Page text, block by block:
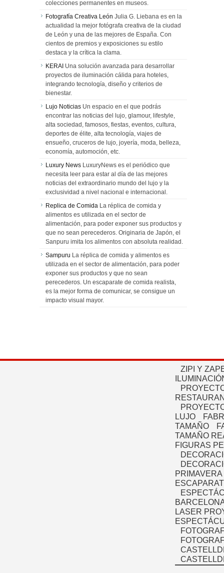
colecciones permanentes en museos.
Fotografía Creativa León Julia G. Liebana es en la
actualidad la mejor fotógrafa creativa de la ciudad
de León y una de las mejores de España. Con
cientos de premios y exposiciones su estilo
destaca y la crítica la clama.
KERAI Una solución avanzada para desarrollar
proyectos de iluminación cálida para hoteles,
integrando tecnología, diseño y criterios de
bienestar.
Lujo Noticias Un espacio en el que podrás
encontrar las noticias del lujo, glamour, lifestyle,
alta sociedad, famosos, fiestas, eventos, cultura,
deportes de élite, alta tecnología, viajes de
ensueño, cruceros de lujo, joyería, moda, belleza,
economía, automoción, etc.
Luxury News LuxuryNews es el periódico que
necesita leer para estar al día de las mejores
noticias del extraordinario mundo del lujo y la
exclusividad a nivel nacional e internacional.
Replica de Comida La réplica de comida y
alimentos es utilizada en el sector de
alimentación, para poder exponer sus productos y
que no sean perecederos. Originaria de Japón, el
Sanpuru imita los alimentos con absoluta realidad.
Sampuru La réplica de comida y alimentos es
utilizada en el sector de alimentación, para poder
exponer sus productos y que no sean
perecederos. Un escaparate de comida realista,
es la mejor forma de comunicar, se consigue un
impacto visual mayor.
ZIPI Y
LUJO
TAMAÑO
TAMAÑO
FIGURAS
PRIMAVERA
LASER